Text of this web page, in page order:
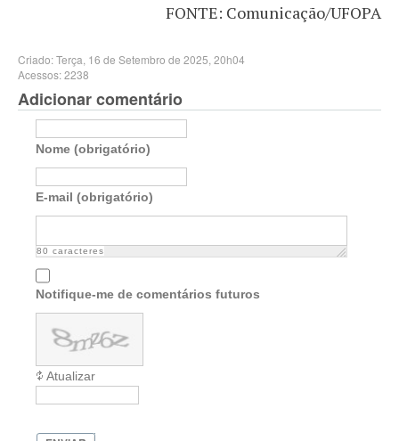
FONTE: Comunicação/UFOPA
Criado: Terça, 16 de Setembro de 2025, 20h04
Acessos: 2238
Adicionar comentário
Nome (obrigatório)
E-mail (obrigatório)
80 caracteres
Notifique-me de comentários futuros
Atualizar